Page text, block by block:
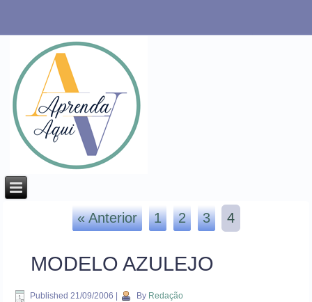
« Anterior 1 2 3 4
MODELO AZULEJO
Published 21/09/2006 By Redação